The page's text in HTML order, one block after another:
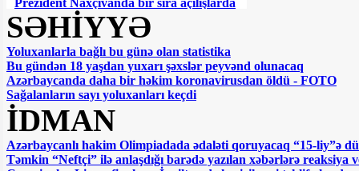
Prezident Naxçıvanda bir sıra açılışlarda
iştirak edib
Əfqanıstanda sərnişin avtobusu
partladılıb: 16 nəfər həlak olub
Prezident Naxçıvandadır
Bakıda 200 ədəd yeni ağac əkildi
Prezidentlə xanımı Heydər Əliyevin
məzarını ziyarət etdilər
Hava nə vaxt düzələcək? - AÇIQLAMA
BÜTÜN XƏBƏRLƏR
SƏHİYYƏ
Yoluxanlarla bağlı bu günə olan statistika
Bu gündən 18 yaşdan yuxarı şəxslər peyvənd olunacaq
Azərbaycanda daha bir həkim koronavirusdan öldü - FOTO
Sağalanların sayı yoluxanları keçdi
İDMAN
Azərbaycanlı hakim Olimpiadada ədaləti qoruyacaq “15-liy”ə
Təmkin “Neftçi” ilə anlaşdığı barədə yazılan xəbərlərə reaksiya